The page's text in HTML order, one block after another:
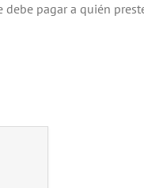
pagar a quién